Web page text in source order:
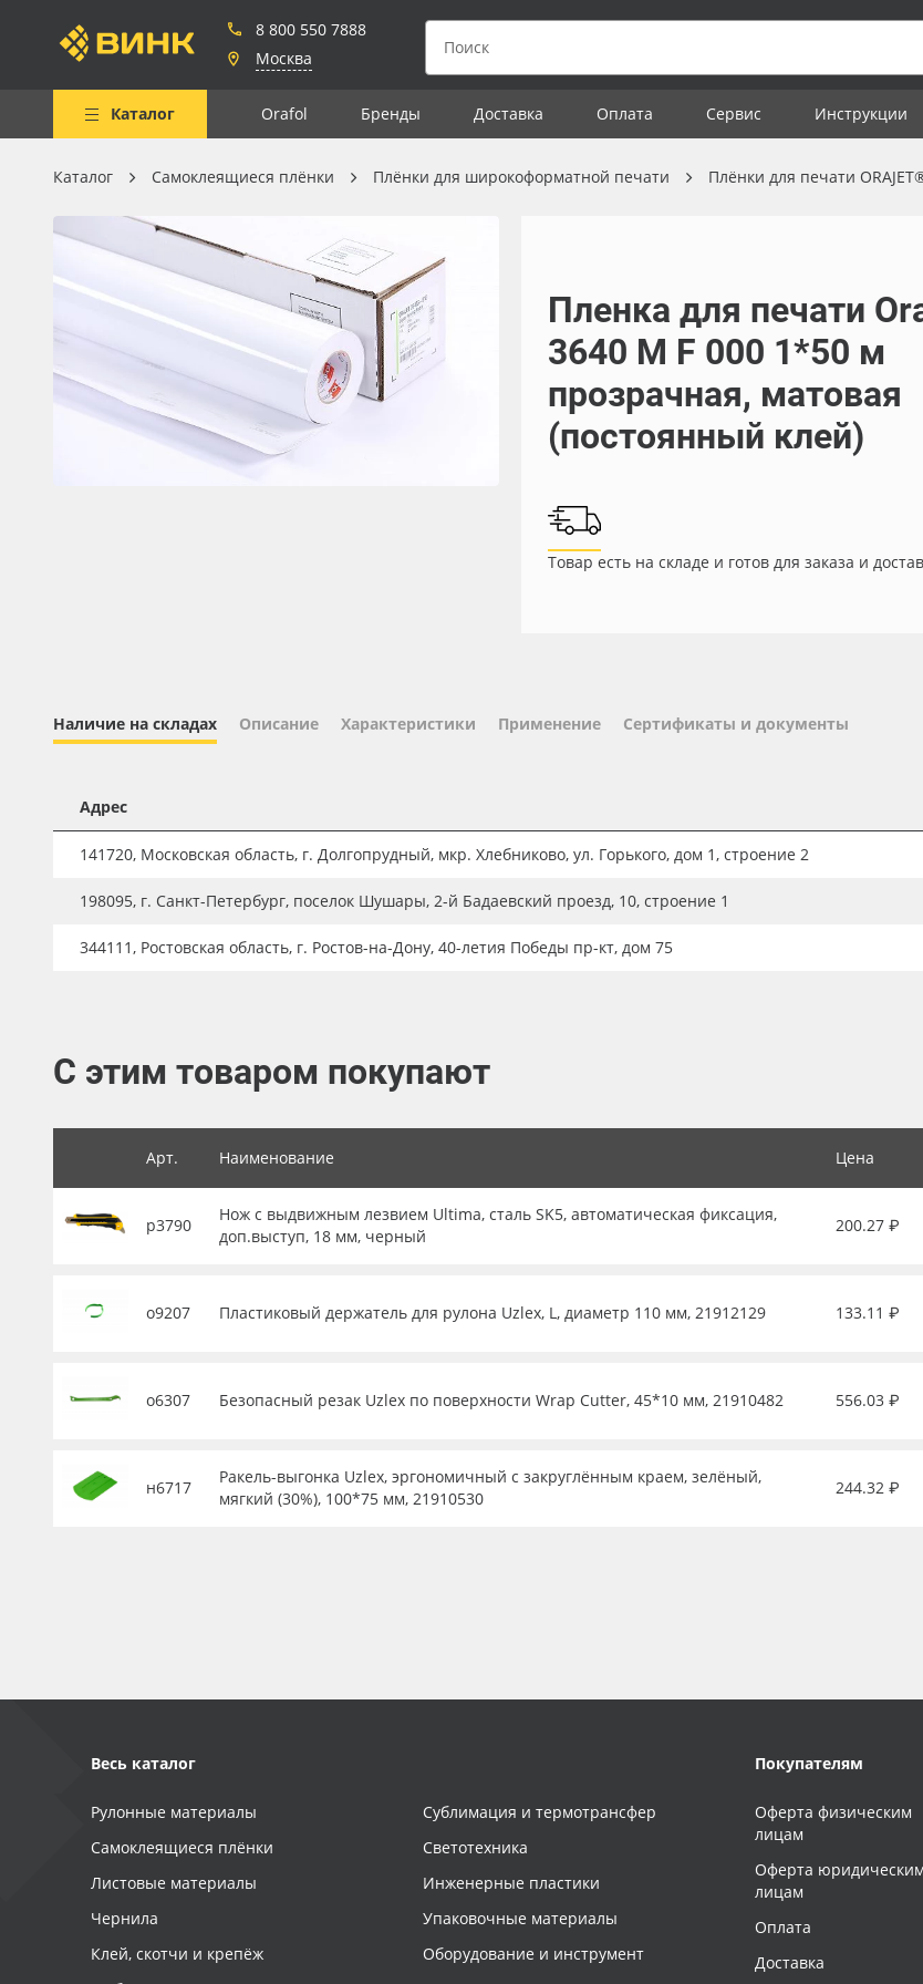
8 800 550 7888
Москва
Каталог Orafol Бренды Доставка Оплата Сервис Инструкции
Весь каталог
Рулонные материалы
Самоклеящиеся плёнки
Листовые материалы
Чернила
Клей, скотчи и крепёж
Мобильные конструкции и
POS-материалы
Новинки ассортимента
Orajet 3640
Плёнка монтажная Oratape
ПЭТ листовой
ПЭТ бэклит
Каталог Самоклеящиеся плёнки Плёнки для широкоформатной печати Плёнки для печати
Пленка для печати
3640 M F 000 1*50 м
прозрачная, матовая
(постоянный клей)
Товар есть на складе и готов для заказа и
Наличие на складах Описание Характеристики Применение Сертификаты и документы
Адрес
141720, Московская область, г. Долгопрудный, мкр. Хлебниково, ул. Горького, дом 1, строение 2
198095, г. Санкт-Петербург, поселок Шушары, 2-й Бадаевский проезд, 10, строение 1
344111, Ростовская область, г. Ростов-на-Дону, 40-летия Победы пр-кт, дом 75
С этим товаром покупают
Арт. Наименование Цена
р3790
Нож с выдвижным лезвием Ultima, сталь SK5, автоматическая фиксация,
доп.выступ, 18 мм, черный
200.27 ₽
о9207 Пластиковый держатель для рулона Uzlex, L, диаметр 110 мм, 21912129 133.11 ₽
о6307 Безопасный резак Uzlex по поверхности Wrap Cutter, 45*10 мм, 21910482 556.03 ₽
н6717
Ракель-выгонка Uzlex, эргономичный с закруглённым краем, зелёный,
мягкий (30%), 100*75 мм, 21910530
244.32 ₽
Весь каталог
Рулонные материалы
Самоклеящиеся плёнки
Листовые материалы
Чернила
Клей, скотчи и крепёж
Сублимация и термотрансфер
Светотехника
Инженерные пластики
Упаковочные материалы
Оборудование и инструмент
Покупателям
Оферта физическим
лицам
Оферта юридическим
лицам
Оплата
Доставка